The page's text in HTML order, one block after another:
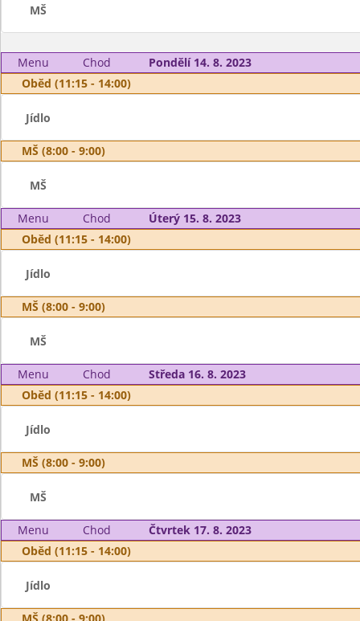
MŠ
Menu Chod
Pondělí 14. 8. 2023
Oběd (11:15 - 14:00)
Jídlo
MŠ (8:00 - 9:00)
MŠ
Menu Chod
Úterý 15. 8. 2023
Oběd (11:15 - 14:00)
Jídlo
MŠ (8:00 - 9:00)
MŠ
Menu Chod
Středa 16. 8. 2023
Oběd (11:15 - 14:00)
Jídlo
MŠ (8:00 - 9:00)
MŠ
Menu Chod
Čtvrtek 17. 8. 2023
Oběd (11:15 - 14:00)
Jídlo